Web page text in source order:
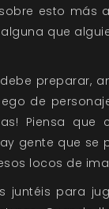
esto más
que
preparar,
de
Piensa que
gente que se
locos de
juntéis para